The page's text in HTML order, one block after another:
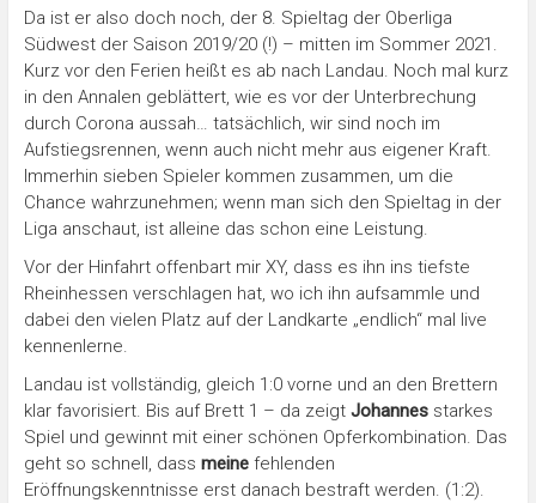
Da ist er also doch noch, der 8. Spieltag der Oberliga
Südwest der Saison 2019/20 (!) – mitten im Sommer 2021.
Kurz vor den Ferien heißt es ab nach Landau. Noch mal kurz
in den Annalen geblättert, wie es vor der Unterbrechung
durch Corona aussah… tatsächlich, wir sind noch im
Aufstiegsrennen, wenn auch nicht mehr aus eigener Kraft.
Immerhin sieben Spieler kommen zusammen, um die
Chance wahrzunehmen; wenn man sich den Spieltag in der
Liga anschaut, ist alleine das schon eine Leistung.
Vor der Hinfahrt offenbart mir XY, dass es ihn ins tiefste
Rheinhessen verschlagen hat, wo ich ihn aufsammle und
dabei den vielen Platz auf der Landkarte „endlich“ mal live
kennenlerne.
Landau ist vollständig, gleich 1:0 vorne und an den Brettern
klar favorisiert. Bis auf Brett 1 – da zeigtJohannesstarkes
Spiel und gewinnt mit einer schönen Opferkombination. Das
geht so schnell, dass meinefehlenden
Eröffnungskenntnisse erst danach bestraft werden. (1:2).